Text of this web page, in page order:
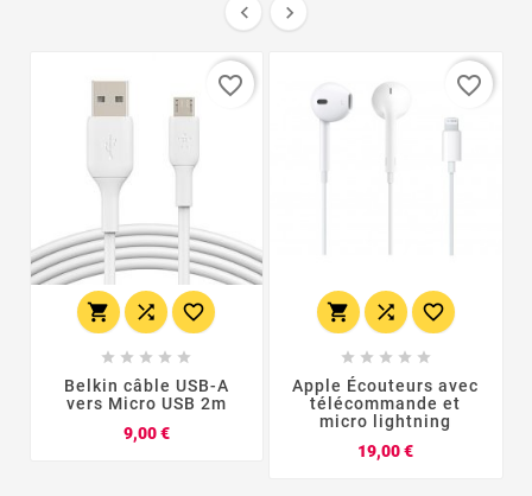
 
  
    
Belkin câble USB-A
vers Micro USB 2m
9,00 €Prix
favorite_border
  
    
Apple Écouteurs avec
télécommande et
micro lightning
19,00 €Prix
favorite_border